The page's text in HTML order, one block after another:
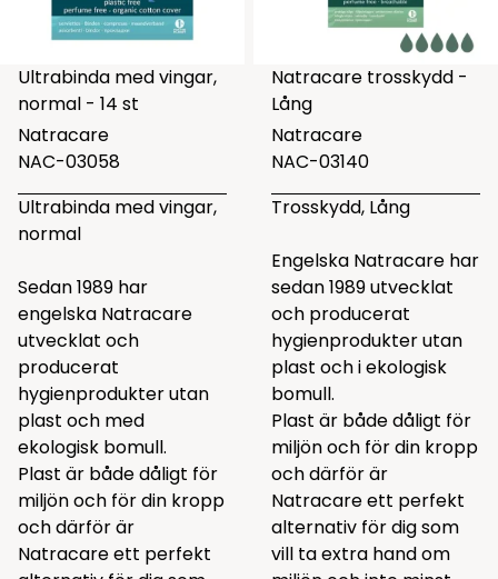
Ultrabinda med vingar,
normal - 14 st
Natracare
NAC-03058
Ultrabinda med vingar,
normal
Sedan 1989 har
engelska Natracare
utvecklat och
producerat
hygienprodukter utan
plast och med
ekologisk bomull.
Plast är både dåligt för
miljön och för din kropp
och därför är
Natracare ett perfekt
Natracare trosskydd -
Lång
Natracare
NAC-03140
Trosskydd, Lång
Engelska Natracare har
sedan 1989 utvecklat
och producerat
hygienprodukter utan
plast och i ekologisk
bomull.
Plast är både dåligt för
miljön och för din kropp
och därför är
Natracare ett perfekt
alternativ för dig som
vill ta extra hand om